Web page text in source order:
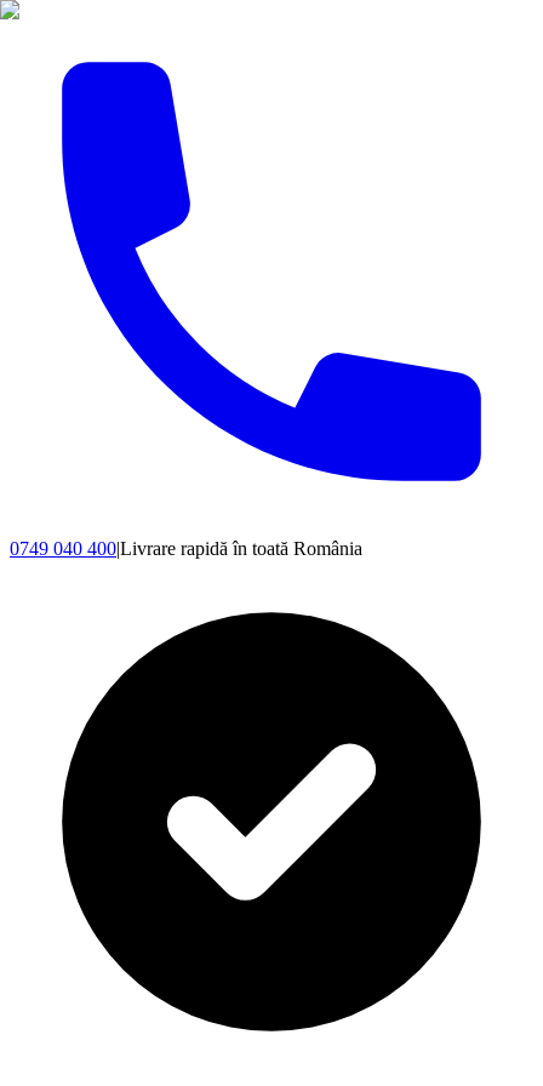
0749 040 400|Livrare rapidă în toată România